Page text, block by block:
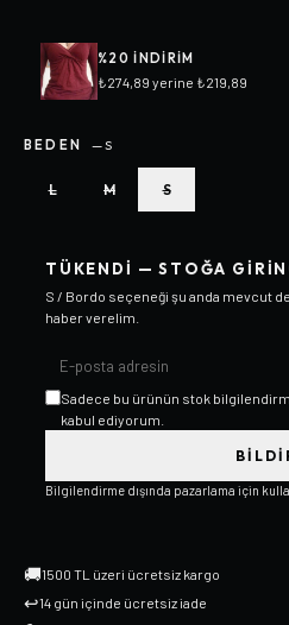
%20 INDIRIM
₺274,89 yerine ₺219,89
BEDEN —S
L M S
TÜKENDI — STOĞA
S / Bordo seçeneği şu anda mevcut
haber verelim.
Sadece bu ürünün stok
kabul ediyorum.
Bilgilendirme dışında pazarlama için
🚚1500 TL üzeri ücretsiz kargo
↩14 gün içinde ücretsiz iade